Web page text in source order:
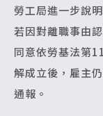
勞工局進一步說
若因對離職事由
同意依勞基法第
解成立後，雇主
通報。